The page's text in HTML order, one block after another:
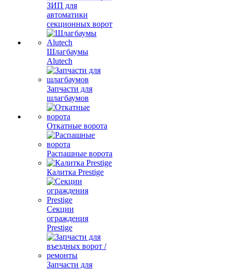
ЗИП для
автоматики
секционных ворот
Шлагбаумы
Alutech
Запчасти для
шлагбаумов
Откатные ворота
Распашные ворота
Калитка Prestige
Секции
ограждения
Prestige
Запчасти для